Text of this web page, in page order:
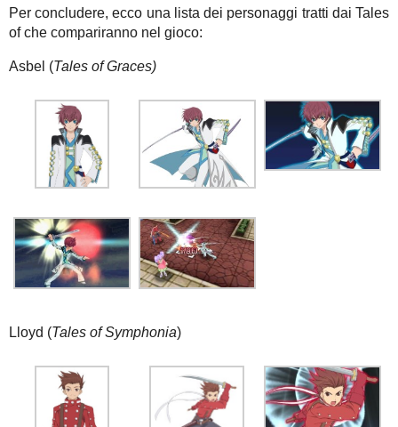
Per concludere, ecco una lista dei personaggi tratti dai Tales
of che compariranno nel gioco:
Asbel (Tales of Graces)
Lloyd (Tales of Symphonia)